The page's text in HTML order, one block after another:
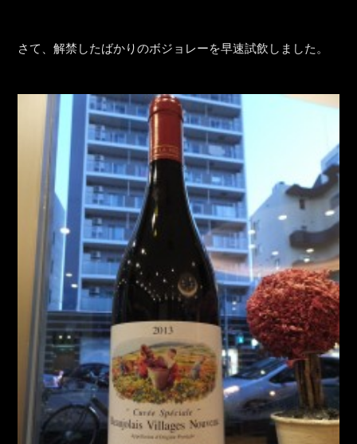
さて、解禁したばかりのボジョレーを早速試飲しました。